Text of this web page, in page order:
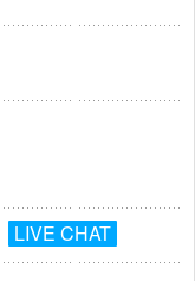
LIVE CHAT